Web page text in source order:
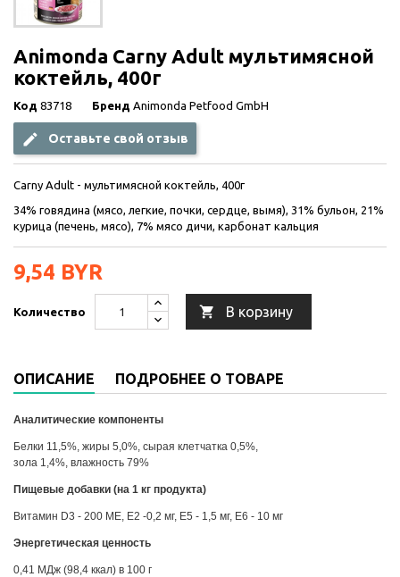
Animonda Carny Adult мультимясной
коктейль, 400г
Код 83718 Бренд Animonda Petfood GmbH
Оставьте свой отзыв
Carny Adult - мультимясной коктейль, 400г
34% говядина (мясо, легкие, почки, сердце, вымя), 31% бульон, 21%
курица (печень, мясо), 7% мясо дичи, карбонат кальция
9,54 BYR
Количество  В корзину
ОПИСАНИЕ ПОДРОБНЕЕ О ТОВАРЕ
Аналитические компоненты
Белки 11,5%, жиры 5,0%, сырая клетчатка 0,5%,
зола 1,4%, влажность 79%
Пищевые добавки (на 1 кг продукта)
Витамин D3 - 200 МЕ, Е2 -0,2 мг, Е5 - 1,5 мг, Е6 - 10 мг
Энергетическая ценность
0,41 МДж (98,4 ккал) в 100 г